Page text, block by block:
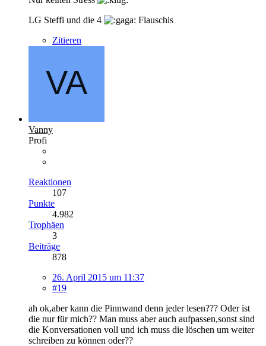
LG Steffi und die 4
Flauschis
Zitieren
Vanny
Profi
Reaktionen
107
Punkte
4.982
Trophäen
3
Beiträge
878
26. April 2015 um 11:37
#19
ah ok,aber kann die Pinnwand denn jeder lesen??? Oder ist
die nur für mich?? Man muss aber auch aufpassen,sonst sind
die Konversationen voll und ich muss die löschen um weiter
schreiben zu können oder??